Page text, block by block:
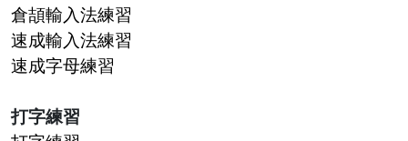
倉頡輸入法練習
速成輸入法練習
速成字母練習
打字練習